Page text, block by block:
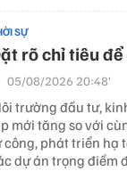
SỰ
rõ chỉ tiêu
05/08/2026 20:48’
trường đầu tư,
mới tăng so với
công, phát triển hạ
dự án trọng điểm